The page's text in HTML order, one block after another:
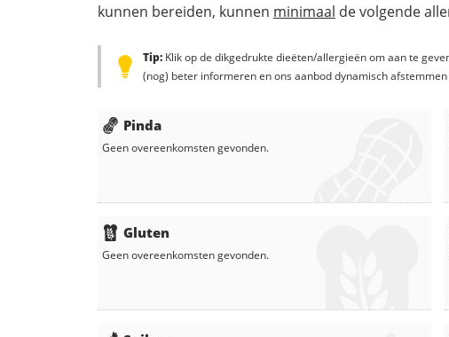
kunnen bereiden, kunnen minimaal de volgende
Tip: Klik op de dikgedrukte dieëten/allergieën om aan te
(nog) beter informeren en ons aanbod dynamisch
Pinda
Geen overeenkomsten gevonden.
Gluten
Geen overeenkomsten gevonden.